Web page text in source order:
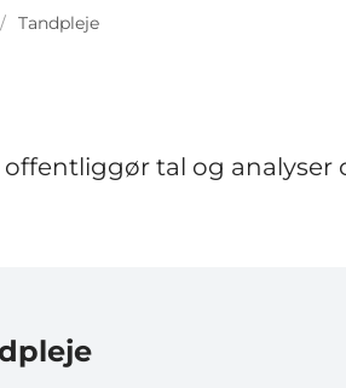
Tandpleje
tal og analyser